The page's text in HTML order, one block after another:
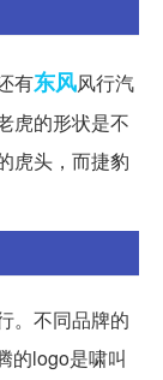
有东风风行汽
虎的形状是不
虎头，而捷豹
。不同品牌的
的logo是啸叫